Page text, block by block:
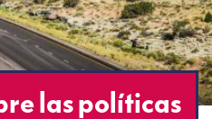
las políticas